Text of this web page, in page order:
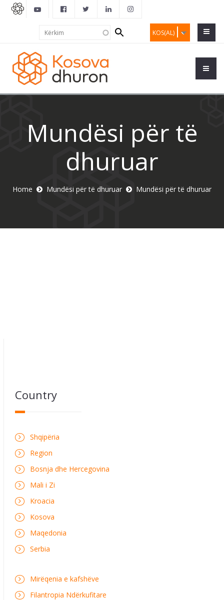
KOS(AL)
Search
form
Mundësi për të
dhuruar
Home Mundësi për të dhuruar Mundësi për të dhuruar
Country
Shqipëria
Region
Bosnja dhe Hercegovina
Mali i Zi
Kroacia
Kosova
Maqedonia
Serbia
Mirëqenia e kafshëve
Filantropia Ndërkufitare